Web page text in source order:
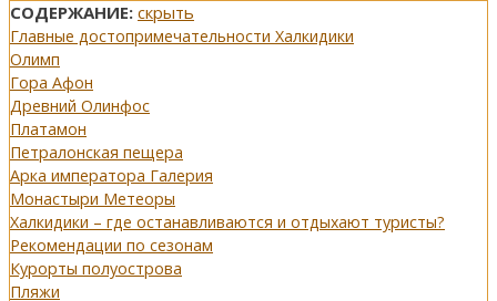
СОДЕРЖАНИЕ: скрыть
Главные достопримечательности Халкидики
Олимп
Гора Афон
Древний Олинфос
Платамон
Петралонская пещера
Арка императора Галерия
Монастыри Метеоры
Халкидики – где останавливаются и отдыхают туристы?
Рекомендации по сезонам
Курорты полуострова
Пляжи